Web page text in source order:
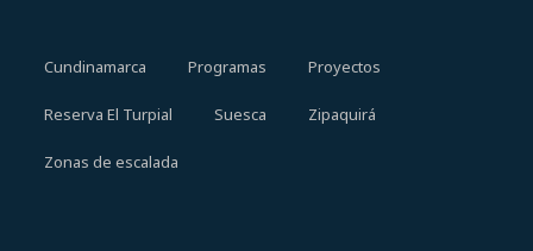
Cundinamarca Programas Proyectos
Reserva El Turpial Suesca Zipaquirá
Zonas de escalada